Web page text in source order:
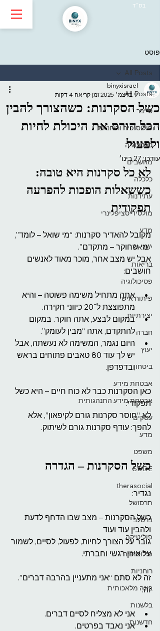
בס״ד
פוסט
All Posts
סייבר
פילוסופיה ורוחניות
טכנולוגיה
מחשבים
כלכלה
עתידנות
מולטידיסציפלינרי
מדע
ישראל
בריאות
פסיכולוגיה
פיתוח אישי
יצירתיות
חברה
יעוץ
ביטחון
אבטחת מידע
אבטחת מידע התנהגותית
עסקים
מדע
משפט
SDDE
therasocial
תרסושל
ברסלב
פוליטיקה
פילוסופיה
רוחניות
בינה מלאכותית
בלשנות
חדשנות
All Posts
כשל הסקרנות: כשהצורך להבין
הכל הורס את היכולת לחיות
ולפעול
binyxisrael
9 בדצמ׳ 2025
זמן קריאה 4 דקות
עודכן:27 בינו׳
לא כל סקרנות היא טובה:
כששאלות הופכות להפרעה
תפקודית
מקובל להאדיר סקרנות: “מי שואל – לומד”,
“מי שחוקר – מתקדם”.
אבל יש מצב אחר, מוכר מאוד לאנשים
חושבים:
אתה מתחיל משימה פשוטה – והיא
מתפוצצת ל־20 כיווני חקירה.
במקום לבצע, אתה חוקר. במקום
להתקדם, אתה “מבין לעומק”.
היום נגמר, המשימה לא נעשתה, אבל
יש לך עוד 80 טאבים פתוחים בראש
ובדפדפן.
כאן הסקרנות כבר לא כוח חיים – היא כשל
תפקודי.
לא “חוסר סקרנות גורם לקיפאון”, אלא
להפך: עודף סקרנות גורם לשיתוק.
כשל הסקרנות – הגדרה
נגדיר:
כשל הסקרנות – מצב שבו הדחף לדעת
ולהבין עוד ועוד
גובר על הצורך לחיות, לפעול, לסיים, לשמור
על איזון רגשי וחברתי.
זה לא סתם “אני מתעניין בהרבה דברים”.
זה:
אני לא מצליח לסיים דברים.
אני נאבד בפרטים.